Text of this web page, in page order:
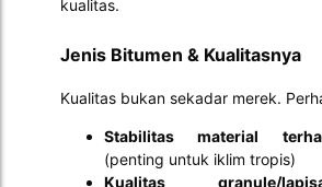
kualitas.
Jenis Bitumen & Kualitasnya
Kualitas bukan sekadar merek.
Stabilitas material
(penting untuk iklim tropis)
Kualitas granule/